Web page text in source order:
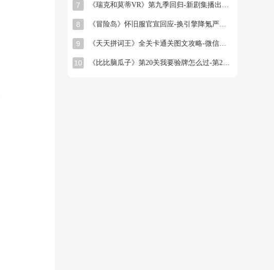
7 《瑞克和莫蒂VR》第九季回归-新剧集播出时间及内容预览
8 《冒险岛》怀旧服官宣回应-换引擎降氪严打工作室
9 《天天拼词王》全关卡通关图文攻略-微信小游戏最新最全关卡通关图文攻略
10 《比比脑瓜子》第20关我要验牌怎么过-第20关我要验牌找出26个常用字通关图文攻略